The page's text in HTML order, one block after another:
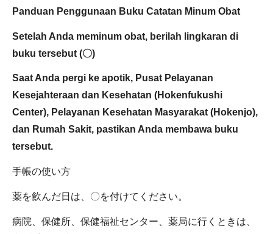
Panduan Penggunaan Buku Catatan Minum Obat
Setelah Anda meminum obat, berilah lingkaran di
buku tersebut (〇)
Saat Anda pergi ke apotik, Pusat Pelayanan
Kesejahteraan dan Kesehatan (Hokenfukushi
Center), Pelayanan Kesehatan Masyarakat (Hokenjo),
dan Rumah Sakit, pastikan Anda membawa buku
tersebut.
手帳の使い方
薬を飲んだ日は、〇を付けてください。
病院、保健所、保健福祉センター、薬局に行くときは、